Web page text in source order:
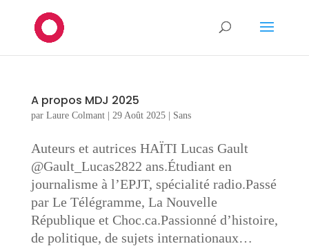
A propos MDJ 2025
par Laure Colmant| 29 Août 2025| Sans
Auteurs et autrices HAÏTI Lucas Gault
@Gault_Lucas2822 ans.Étudiant en
journalisme à l’EPJT, spécialité radio.Passé
par Le Télégramme, La Nouvelle
République et Choc.ca.Passionné d’histoire,
de politique, de sujets internationaux…